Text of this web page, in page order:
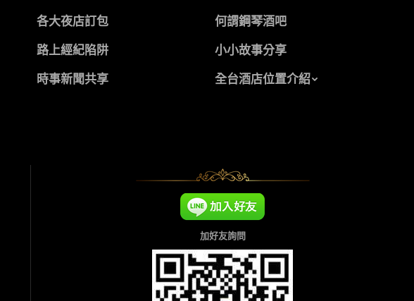
各大夜店訂包 何謂鋼琴酒吧
路上經紀陷阱 小小故事分享
時事新聞共享 全台酒店位置介紹
加好友詢問